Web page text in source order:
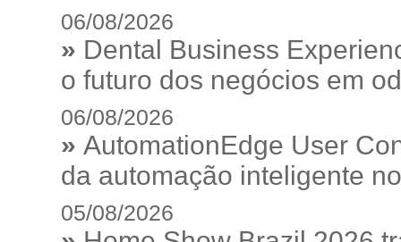
06/08/2026
» Dental Business
o futuro dos negócios em
06/08/2026
» AutomationEdge User
da automação inteligente
05/08/2026